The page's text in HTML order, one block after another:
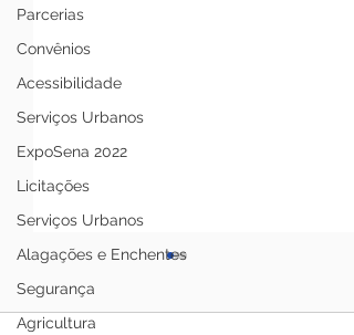
Parcerias
Convênios
Acessibilidade
Serviços Urbanos
ExpoSena 2022
Licitações
Serviços Urbanos
Alagações e Enchentes
Segurança
Agricultura